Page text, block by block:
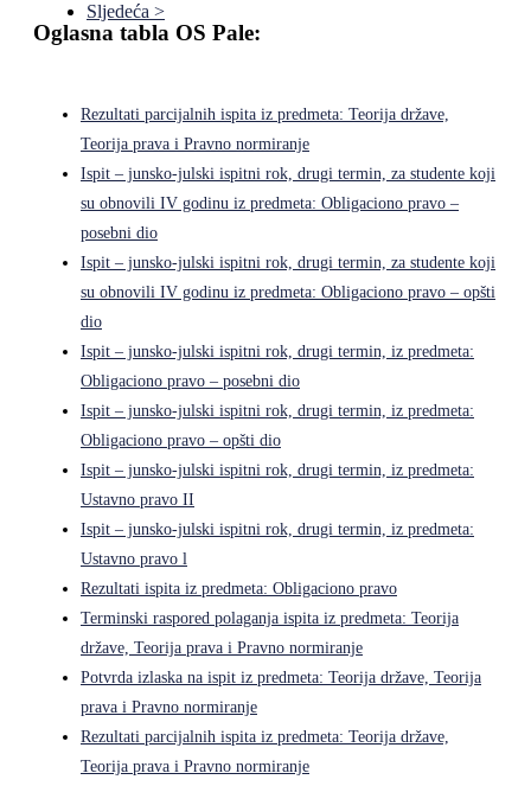
Sljedeća >
Oglasna tabla OS Pale:
Rezultati parcijalnih ispita iz predmeta: Teorija države,
Teorija prava i Pravno normiranje
Ispit – junsko-julski ispitni rok, drugi termin, za studente koji
su obnovili IV godinu iz predmeta: Obligaciono pravo –
posebni dio
Ispit – junsko-julski ispitni rok, drugi termin, za studente koji
su obnovili IV godinu iz predmeta: Obligaciono pravo – opšti
dio
Ispit – junsko-julski ispitni rok, drugi termin, iz predmeta:
Obligaciono pravo – posebni dio
Ispit – junsko-julski ispitni rok, drugi termin, iz predmeta:
Obligaciono pravo – opšti dio
Ispit – junsko-julski ispitni rok, drugi termin, iz predmeta:
Ustavno pravo II
Ispit – junsko-julski ispitni rok, drugi termin, iz predmeta:
Ustavno pravo l
Rezultati ispita iz predmeta: Obligaciono pravo
Terminski raspored polaganja ispita iz predmeta: Teorija
države, Teorija prava i Pravno normiranje
Potvrda izlaska na ispit iz predmeta: Teorija države, Teorija
prava i Pravno normiranje
Rezultati parcijalnih ispita iz predmeta: Teorija države,
Teorija prava i Pravno normiranje